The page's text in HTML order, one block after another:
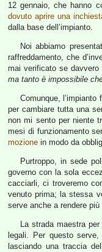
12 gennaio, che hanno
dovuto aprire una
dalla base dell’impianto.
Noi abbiamo
raffreddamento, che
mai verificato se
ma tanto è impossibile
Comunque,
per cambiare tutta una
non mi sento per niente
mesi di funzionamento
mozione in modo da
Purtroppo, in sede
governo con la sola
cacciarli, ci troveremo
venuto prima; la stessa
serve anche a rendere
La strada maestra
legali. Per questo
lasciando una traccia